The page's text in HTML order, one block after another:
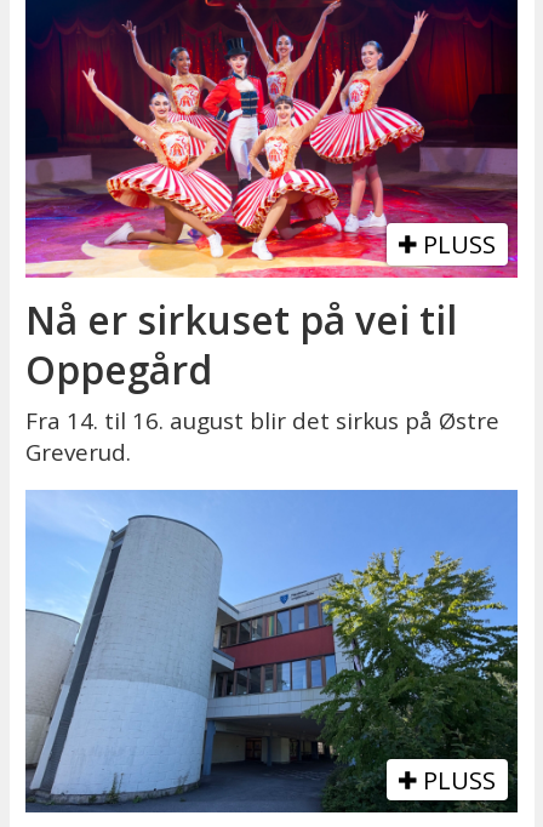
PLUSS
Nå er sirkuset på vei til
Oppegård
Fra 14. til 16. august blir det sirkus på Østre
Greverud.
PLUSS